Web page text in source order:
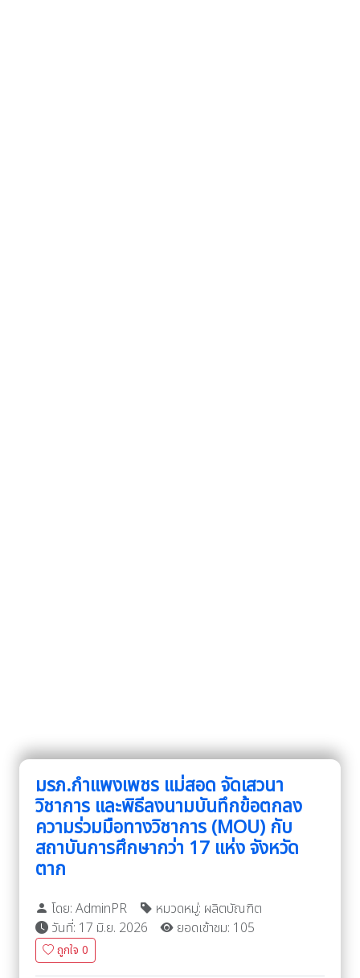
มรภ.กำแพงเพชร แม่สอด จัดเสวนา
วิชาการ และพิธีลงนามบันทึกข้อตกลง
ความร่วมมือทางวิชาการ (MOU) กับ
สถาบันการศึกษากว่า 17 แห่ง จังหวัด
ตาก
โดย: AdminPR
หมวดหมู่: ผลิตบัณฑิต
วันที่: 17 มิ.ย. 2026
ยอดเข้าชม: 105
ถูกใจ 0